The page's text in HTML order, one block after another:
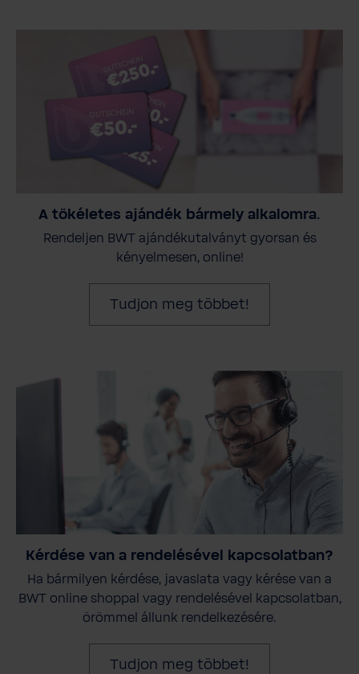
A tökéletes ajándék bármely alkalomra.
Rendeljen BWT ajándékutalványt gyorsan és
kényelmesen, online!
Tudjon meg többet!
Kérdése van a rendelésével kapcsolatban?
Ha bármilyen kérdése, javaslata vagy kérése van a
BWT online shoppal vagy rendelésével kapcsolatban,
örömmel állunk rendelkezésére.
Tudjon meg többet!